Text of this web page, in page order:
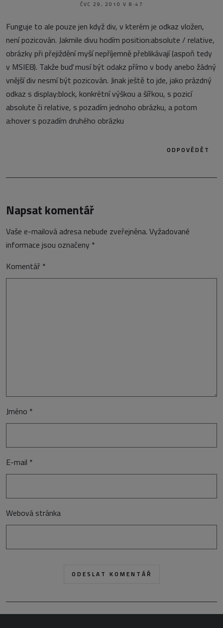
ČVC 29, 2010 V 8:47
Funguje to ale pouze jen když div, v kterém je odkaz vložen,
není pozicován. Jakmile divu hodím position:absolute / relative,
obrázky při přejiždění myší nepříjemně přeblikávají (aspoň tedy
v MSIE8). Takže buď musí být odakz přímo v body anebo žádný
vnější div nesmí být pozicován. Jinak ještě to jde, jako prázdný
odkaz s display:block, konkrétní výškou a šířkou, s pozicí
absolute či relative, s pozadím jednoho obrázku, a potom
a:hover s pozadím druhého obrázku
ODPOVĚDĚT
Napsat komentář
Vaše e-mailová adresa nebude zveřejněna. Vyžadované
informace jsou označeny *
Komentář *
Jméno *
E-mail *
Webová stránka